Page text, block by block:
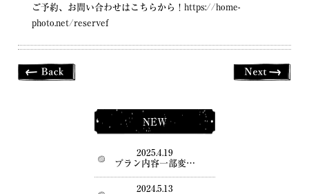
ご予約、お問い合わせはこちらから！https://home-
photo.net/reservef
NEW
2025.4.19
プラン内容一部変…
2024.5.13